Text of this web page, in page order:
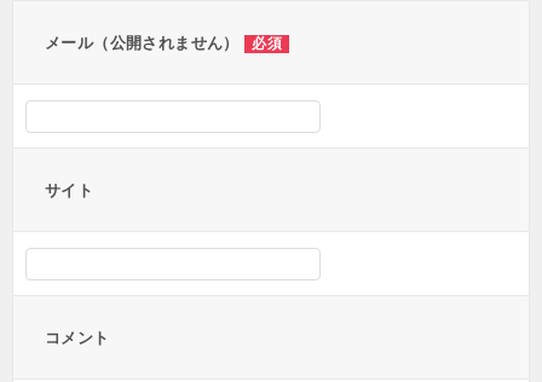
メール（公開されません） 必須
サイト
コメント